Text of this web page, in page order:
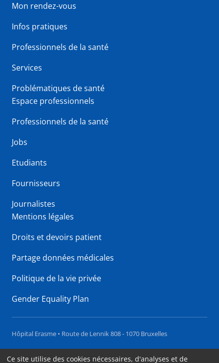
Mon rendez-vous
Infos pratiques
Professionnels de la santé
Services
Problématiques de santé
Espace professionnels
Professionnels de la santé
Jobs
Etudiants
Fournisseurs
Journalistes
Mentions légales
Droits et devoirs patient
Partage données médicales
Politique de la vie privée
Gender Equality Plan
Hôpital Erasme • Route de Lennik 808 - 1070 Bruxelles
Accessibilité
Ce site utilise des cookies nécessaires, d'analyses et de